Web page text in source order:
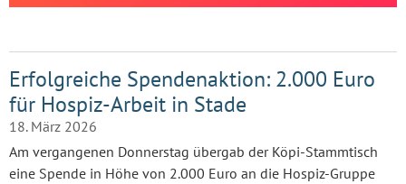
Erfolgreiche Spendenaktion: 2.000 Euro
für Hospiz-Arbeit in Stade
18. März 2026
Am vergangenen Donnerstag übergab der Köpi-Stammtisch
eine Spende in Höhe von 2.000 Euro an die Hospiz-Gruppe